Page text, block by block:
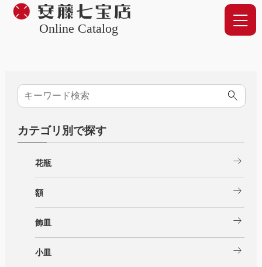
Online Catalog
カテゴリ別で探す
花瓶 arrow_right_alt
額 arrow_right_alt
飾皿 arrow_right_alt
小皿 arrow_right_alt